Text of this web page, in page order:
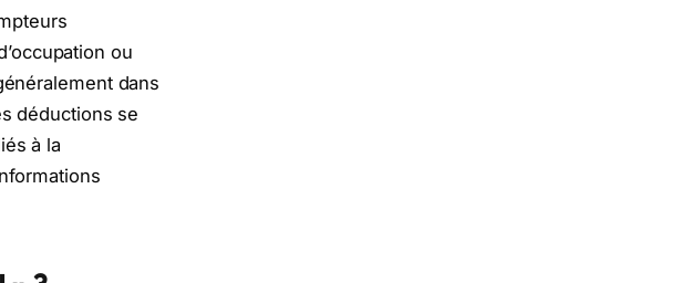
ou
dans
déductions se
à la